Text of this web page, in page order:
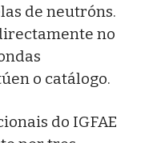
de neutróns.
no
o catálogo.
do IGFAE